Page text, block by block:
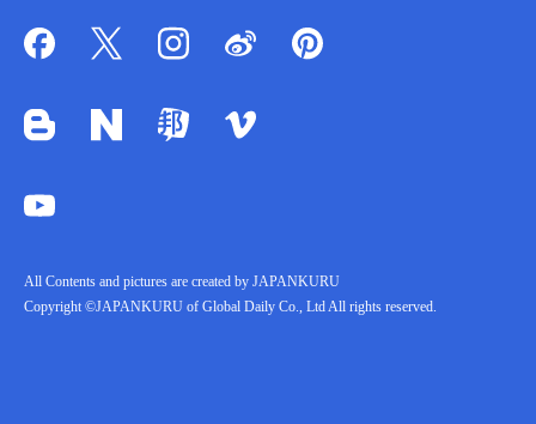
All Contents and pictures are created by JAPANKURU
Copyright ©JAPANKURU of Global Daily Co., Ltd All rights reserved.